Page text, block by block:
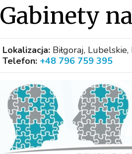
Gabinety
Lokalizacja: Biłgoraj, Lubelskie,
Telefon: +48 796 759 395